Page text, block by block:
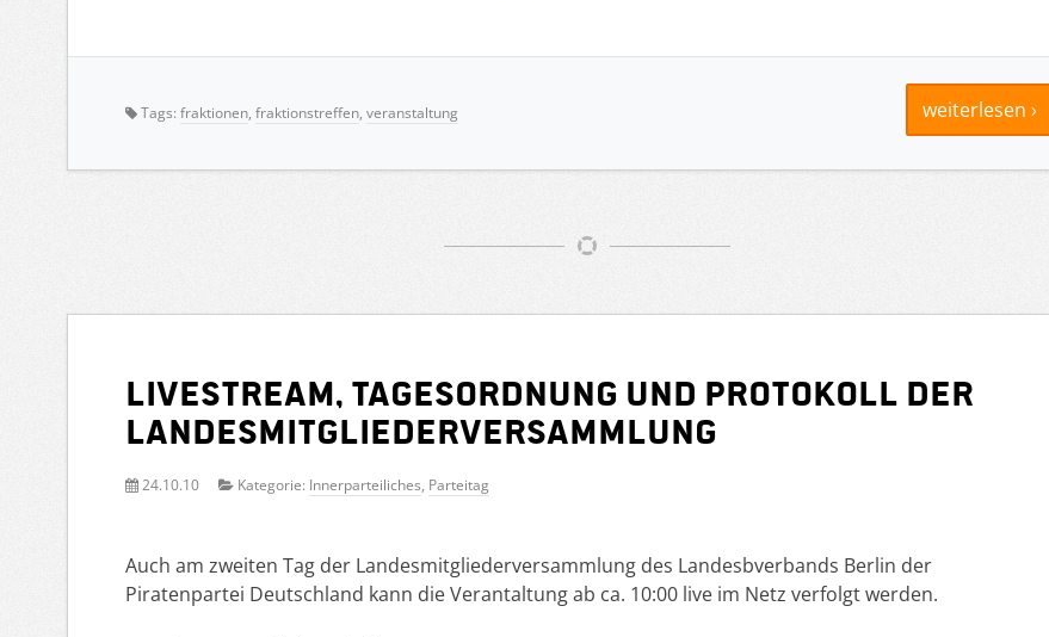
weiterlesen ›
Tags: fraktionen, fraktionstreffen, veranstaltung
Livestream, Tagesordnung und Protokoll der
Landesmitgliederversammlung
24.10.10 Kategorie: Innerparteiliches, Parteitag
Auch am zweiten Tag der Landesmitgliederversammlung des Landesbverbands Berlin der
Piratenpartei Deutschland kann die Verantaltung ab ca. 10:00 live im Netz verfolgt werden.